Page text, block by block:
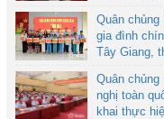
Quân chủng
gia đình
Tây Giang,
Quân chủng
nghị toàn
khai thực